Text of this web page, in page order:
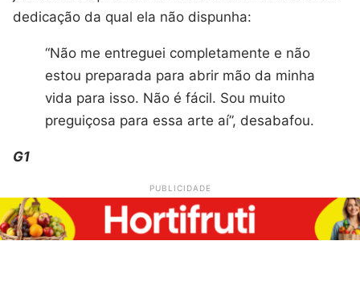
dedicação da qual ela não dispunha:
“Não me entreguei completamente e não
estou preparada para abrir mão da minha
vida para isso. Não é fácil. Sou muito
preguiçosa para essa arte aí”, desabafou.
G1
PUBLICIDADE